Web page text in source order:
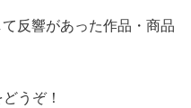
反響があった作品・商品
うぞ！